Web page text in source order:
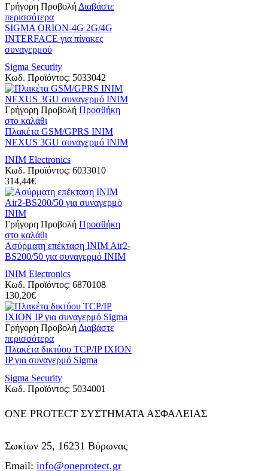
Γρήγορη Προβολή Διαβάστε
περισσότερα
SIGMA ORION-4G 2G/4G
INTERFACE για πίνακες
συναγερμού
Sigma Security
Κωδ. Προϊόντος: 5033042
Γρήγορη Προβολή Προσθήκη
στο καλάθι
Πλακέτα GSM/GPRS INIM
NEXUS 3GU συναγερμό INIM
INIM Electronics
Κωδ. Προϊόντος: 6033010
314,44€
Γρήγορη Προβολή Προσθήκη
στο καλάθι
Ασύρματη επέκταση INIM Air2-
BS200/50 για συναγερμό INIM
INIM Electronics
Κωδ. Προϊόντος: 6870108
130,20€
Γρήγορη Προβολή Διαβάστε
περισσότερα
Πλακέτα δικτύου TCP/IP IXION
IP για συναγερμό Sigma
Sigma Security
Κωδ. Προϊόντος: 5034001
ONE PROTECT ΣΥΣΤΗΜΑΤΑ ΑΣΦΑΛΕΙΑΣ
Σωκίων 25, 16231 Βύρωνας
Email: info@oneprotect.gr